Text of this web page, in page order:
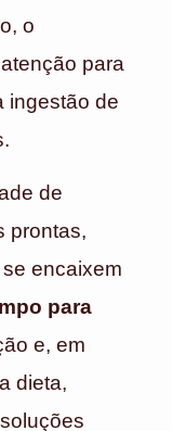
o
para
ingestão de
de
prontas,
encaixem
para
e, em
dieta,